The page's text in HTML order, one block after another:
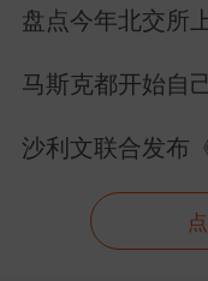
盘点今年北交所
马斯克都开始自
沙利文联合发布